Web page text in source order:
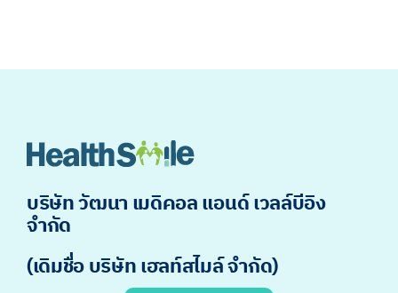
บริษัท วัฒนา เมดิคอล แอนด์ เวลล์บีอิง
จำกัด
(เดิมชื่อ บริษัท เฮลท์สไมล์ จำกัด)